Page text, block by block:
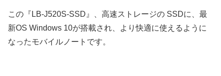
この『LB-J520S-SSD』、高速ストレージの SSDに、最
新OS Windows 10が搭載され、より快適に使えるように
なったモバイルノートです。